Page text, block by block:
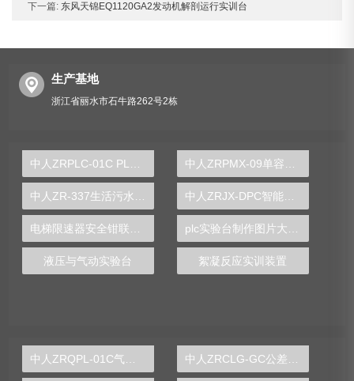
下一篇: 东风天锦EQ1120GA2发动机解剖运行实训台
生产基地
浙江省丽水市石牛路262号2栋
液压与气动实验台 絮凝反应实训装置